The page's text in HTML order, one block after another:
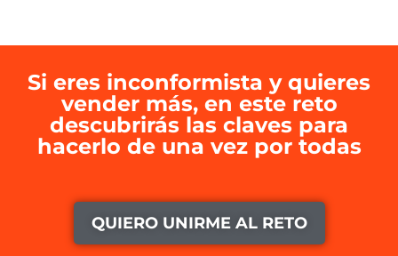
Si eres inconformista y quieres
vender más, en este reto
descubrirás las claves para
hacerlo de una vez por todas
QUIERO UNIRME AL RETO